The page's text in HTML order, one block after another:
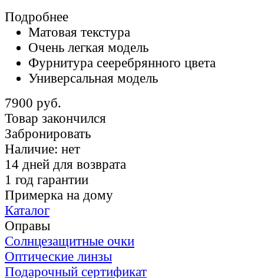
Подробнее
Матовая текстура
Очень легкая модель
Фурнитура сееребрянного цвета
Универсальная модель
7900 руб.
Товар закончился
Забронировать
Наличие: нет
14 дней для возврата
1 год гарантии
Примерка на дому
Каталог
Оправы
Солнцезащитные очки
Оптические линзы
Подарочный сертификат